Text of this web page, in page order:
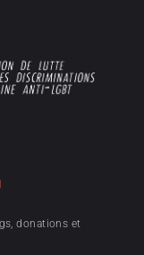
donations et